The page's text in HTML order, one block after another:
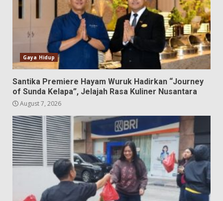
Gaya Hidup
Santika Premiere Hayam Wuruk Hadirkan “Journey
of Sunda Kelapa”, Jelajah Rasa Kuliner Nusantara
August 7, 2026